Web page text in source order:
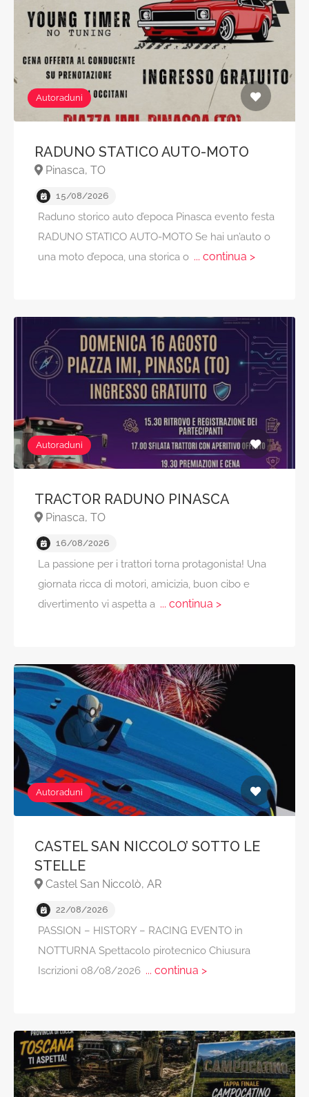
Autoraduni
RADUNO STATICO AUTO-MOTO
Pinasca, TO
15/08/2026
Raduno storico auto d’epoca Pinasca evento festa
RADUNO STATICO AUTO-MOTO Se hai un’auto o
una moto d’epoca, una storica o... continua >
Autoraduni
TRACTOR RADUNO PINASCA
Pinasca, TO
16/08/2026
La passione per i trattori torna protagonista! Una
giornata ricca di motori, amicizia, buon cibo e
divertimento vi aspetta a... continua >
Autoraduni
CASTEL SAN NICCOLO’ SOTTO LE
STELLE
Castel San Niccolò, AR
22/08/2026
PASSION – HISTORY – RACING EVENTO in
NOTTURNA Spettacolo pirotecnico Chiusura
Iscrizioni 08/08/2026... continua >